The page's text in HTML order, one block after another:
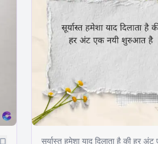
सूर्यास्त हमेशा याद दिलाता है की हर अंट